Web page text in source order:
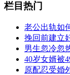
栏目热门
老公出轨如
挽回前建立
男生忽冷忽
40岁女婿被
原配忍受婚